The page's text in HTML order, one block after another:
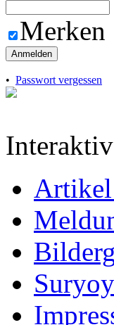
Merken
Anmelden
• Passwort vergessen
Interaktiv